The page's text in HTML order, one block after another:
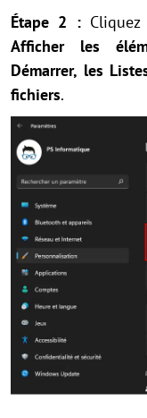
Étape 2 :
Afficher les
Démarrer, les
fichiers.